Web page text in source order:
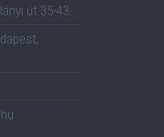
út 35-43.